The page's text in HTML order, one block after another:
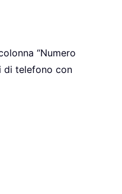
“Numero
di telefono con